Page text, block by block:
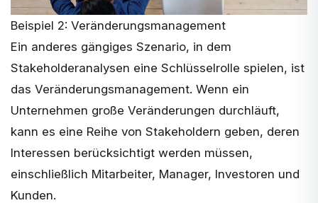
Beispiel 2: Veränderungsmanagement
Ein anderes gängiges Szenario, in dem
Stakeholderanalysen eine Schlüsselrolle spielen, ist
das Veränderungsmanagement. Wenn ein
Unternehmen große Veränderungen durchläuft,
kann es eine Reihe von Stakeholdern geben, deren
Interessen berücksichtigt werden müssen,
einschließlich Mitarbeiter, Manager, Investoren und
Kunden.